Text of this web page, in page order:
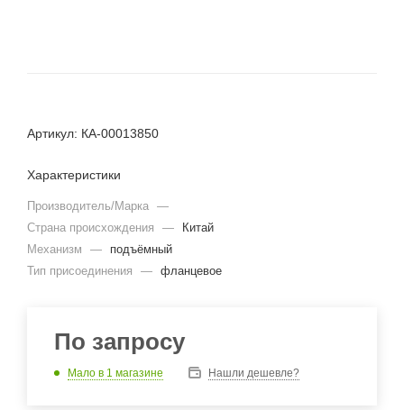
Артикул: КА-00013850
Характеристики
Производитель/Марка —
Страна происхождения
—
Китай
Механизм
—
подъёмный
Тип присоединения
— фланцевое
По запросу
Мало в 1 магазине Нашли дешевле?